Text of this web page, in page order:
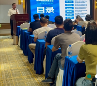
筑牢合规防线 | 竣工验